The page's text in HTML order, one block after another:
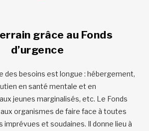
grâce au Fonds
d’urgence
des besoins est longue : hébergement,
en santé mentale et en
jeunes marginalisés, etc. Le Fonds
aux organismes de faire face à toutes
et soudaines. Il donne lieu à